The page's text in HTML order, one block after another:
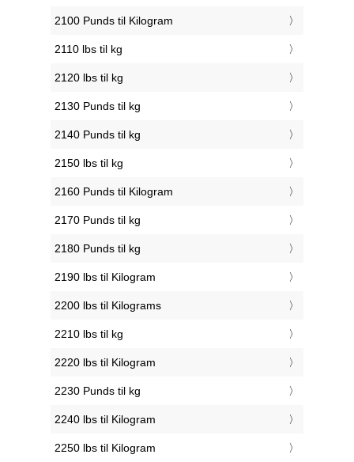
2100 Punds til Kilogram
2110 lbs til kg
2120 lbs til kg
2130 Punds til kg
2140 Punds til kg
2150 lbs til kg
2160 Punds til Kilogram
2170 Punds til kg
2180 Punds til kg
2190 lbs til Kilogram
2200 lbs til Kilograms
2210 lbs til kg
2220 lbs til Kilogram
2230 Punds til kg
2240 lbs til Kilogram
2250 lbs til Kilogram